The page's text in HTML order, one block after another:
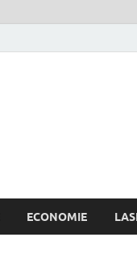
ECONOMIE